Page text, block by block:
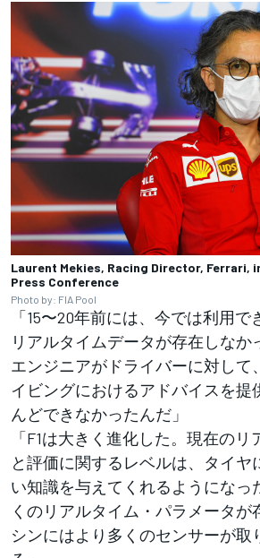
Laurent Mekies, Racing Director, Ferrari,
Press Conference
Photo by: FIA Pool
「15〜20年前には、今では利用
リアルタイムデータが存在しなか
エンジニアがドライバーに対して
イビングにおけるアドバイスを提
んどできなかったんだ」
「F1は大きく進化した。現在の
と評価に関するレベルは、タイヤ
い知識を与えてくれるようになっ
くのリアルタイム・パラメータが
シンにはより多くのセンサーが取